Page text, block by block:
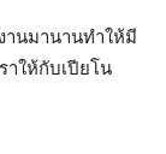
านมานานทำให้มี
าให้กับเปียโน